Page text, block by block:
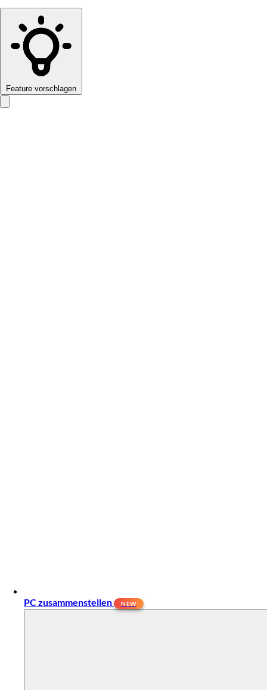
Feature vorschlagen
PC zusammenstellen NEW